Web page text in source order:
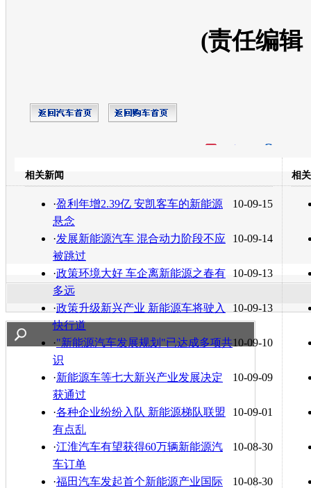
(责任编辑
转发至：
相关新闻
10-09-15
·盈利年增2.39亿 安凯客车的新能源
悬念
10-09-14
·发展新能源汽车 混合动力阶段不应
被跳过
10-09-13
·政策环境大好 车企离新能源之春有
多远
10-09-13
·政策升级新兴产业 新能源车将驶入
快行道
10-09-10
·"新能源汽车发展规划"已达成多项共
识
10-09-09
·新能源车等七大新兴产业发展决定
获通过
10-09-01
·各种企业纷纷入队 新能源梯队联盟
有点乱
10-08-30
·江淮汽车有望获得60万辆新能源汽
车订单
10-08-30
·福田汽车发起首个新能源产业国际
相